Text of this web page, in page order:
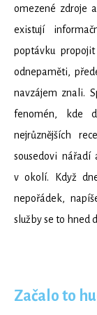
omezené zdroje
existují
poptávku
odnepaměti,
navzájem znali.
fenomén, kde
nejrůznějších
sousedovi
v okolí. Když
nepořádek,
služby se to hned
Začalo to